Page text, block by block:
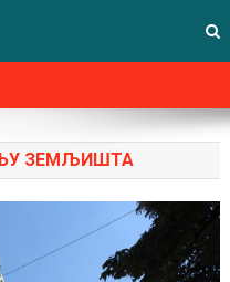
ЗЕМЉИШТА